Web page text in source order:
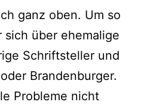
ganz oben. Um so
über ehemalige
Schriftsteller und
Brandenburger.
Probleme nicht